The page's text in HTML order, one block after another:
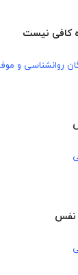
کافی نیست
روانشناسی و
نفس